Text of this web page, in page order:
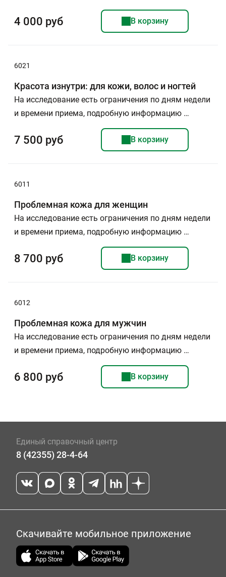
4 000 руб В корзину
6021
Красота изнутри: для кожи, волос и ногтей
На исследование есть ограничения по дням недели
и времени приема, подробную информацию …
7 500 руб В корзину
6011
Проблемная кожа для женщин
На исследование есть ограничения по дням недели
и времени приема, подробную информацию …
8 700 руб В корзину
6012
Проблемная кожа для мужчин
На исследование есть ограничения по дням недели
и времени приема, подробную информацию …
6 800 руб В корзину
Единый справочный центр
8 (42355) 28-4-64
Скачивайте мобильное приложение